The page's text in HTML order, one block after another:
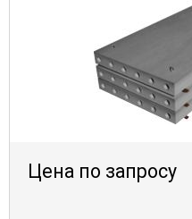
Цена по запросу